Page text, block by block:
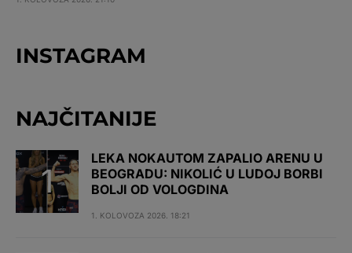
INSTAGRAM
NAJČITANIJE
LEKA NOKAUTOM ZAPALIO ARENU U
BEOGRADU: NIKOLIĆ U LUDOJ BORBI
BOLJI OD VOLOGDINA
1. KOLOVOZA 2026. 18:21